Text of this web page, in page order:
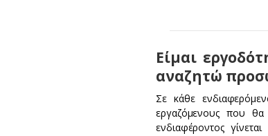
Είμαι
αναζητώ
Σε κάθε
εργαζόμενους που
ενδιαφέροντος